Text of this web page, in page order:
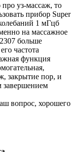
уз-массаж, то
прибор Super
1 мГцб
на массажное
больше
частота
функция
закрытие пор, и
завершением
вопрос, хорошего